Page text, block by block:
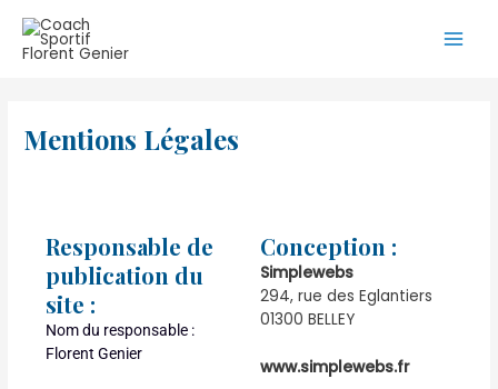
contenu
Mentions Légales
Responsable de
publication du
site :
Nom du responsable :
Florent Genier
Conception :
Simplewebs
294, rue des Eglantiers
01300 BELLEY
www.simplewebs.fr